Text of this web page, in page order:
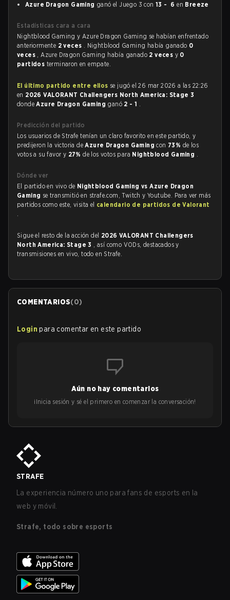
Azure Dragon Gaming ganó el Juego 3 con13 - 6 en Breeze
Estadísticas cara a cara
Nightblood Gaming y Azure Dragon Gaming se habían enfrentado
anteriormente 2 veces . Nightblood Gaming había ganado 0
veces , Azure Dragon Gaming había ganado 2 veces y 0
partidos terminaron en empate.
El último partido entre ellos se jugó el 26 mar 2026 a las 22:26
en 2026 VALORANT Challengers North America: Stage 3
dondeAzure Dragon Gaming ganó 2 - 1 .
Predicción del partido
Los usuarios de Strafe tenían un claro favorito en este partido, y
predijeron la victoria deAzure Dragon Gamingcon 73% de los
votos a su favor y 27%de los votos para Nightblood Gaming .
Dónde ver
El partido en vivo de Nightblood Gaming vs Azure Dragon
Gaming se transmitió en strafe.com, Twitch y Youtube. Para ver más
partidos como este, visita el calendario de partidos de Valorant
.
Sigue el resto de la acción del 2026 VALORANT Challengers
North America: Stage 3 , así como VODs, destacados y
transmisiones en vivo, todo en Strafe.
COMENTARIOS(0)
Login para comentar en este partido
Aún no hay comentarios
¡Inicia sesión y sé el primero en comenzar la conversación!
STRAFE
La experiencia número uno para fans de esports en la
web y móvil.
Strafe, todo sobre esports